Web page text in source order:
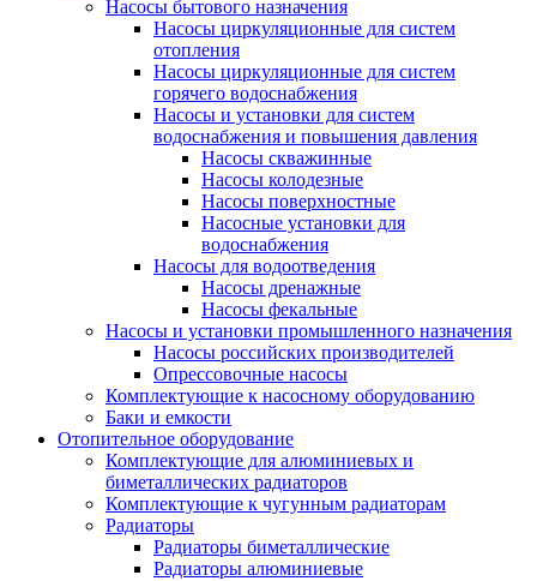
Насосы бытового назначения
Насосы циркуляционные для систем
отопления
Насосы циркуляционные для систем
горячего водоснабжения
Насосы и установки для систем
водоснабжения и повышения давления
Насосы скважинные
Насосы колодезные
Насосы поверхностные
Насосные установки для
водоснабжения
Насосы для водоотведения
Насосы дренажные
Насосы фекальные
Насосы и установки промышленного назначения
Насосы российских производителей
Опрессовочные насосы
Комплектующие к насосному оборудованию
Баки и емкости
Отопительное оборудование
Комплектующие для алюминиевых и
биметаллических радиаторов
Комплектующие к чугунным радиаторам
Радиаторы
Радиаторы биметаллические
Радиаторы алюминиевые